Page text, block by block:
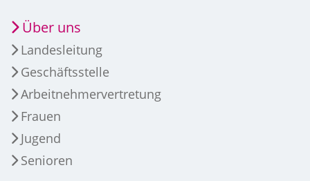
Über uns
Landesleitung
Geschäftsstelle
Arbeitnehmervertretung
Frauen
Jugend
Senioren